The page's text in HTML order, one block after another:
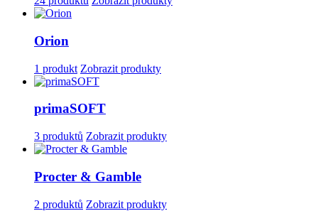
Orion
1 produkt Zobrazit produkty
primaSOFT
3 produktů Zobrazit produkty
Procter & Gamble
2 produktů Zobrazit produkty